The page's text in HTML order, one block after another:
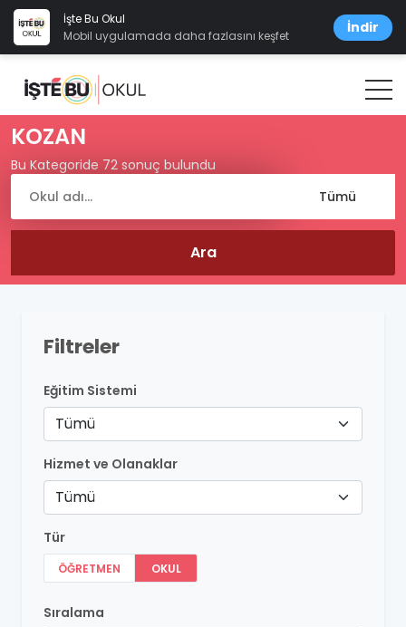
İşte Bu Okul
Mobil uygulamada daha fazlasını keşfet
İndir
KOZAN
Bu Kategoride 72 sonuç bulundu
Filtreler
Eğitim Sistemi
Tümü
Hizmet ve Olanaklar
Tümü
Tür
ÖĞRETMEN OKUL
Sıralama